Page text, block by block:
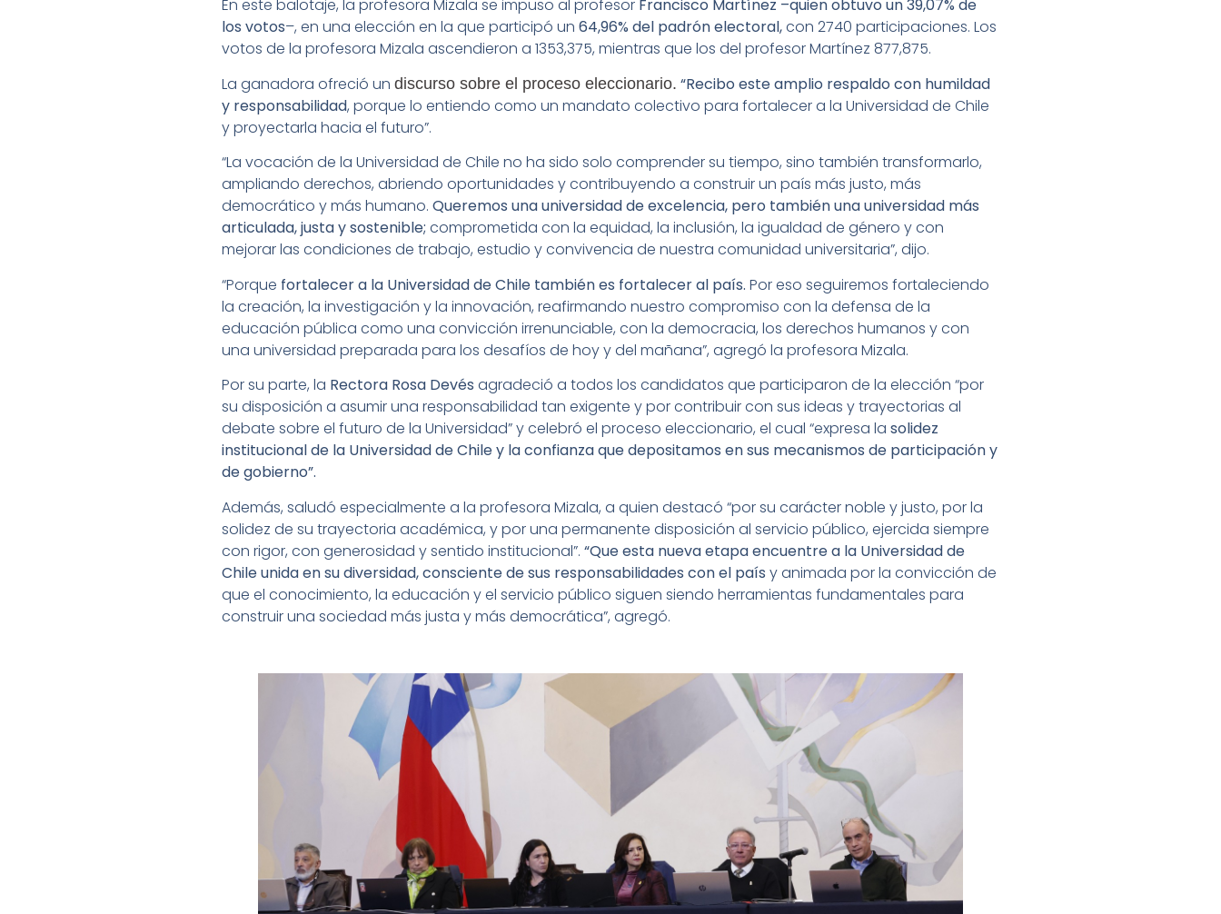
En este balotaje, la profesora Mizala se impuso al profesor Francisco Martínez –quien obtuvo un 39,07% de
los votos–, en una elección en la que participó un 64,96% del padrón electoral,con 2740 participaciones. Los
votos de la profesora Mizala ascendieron a 1353,375, mientras que los del profesor Martínez 877,875.
La ganadora ofreció un discurso sobre el proceso eleccionario. “Recibo este amplio respaldo con humildad
y responsabilidad, porque lo entiendo como un mandato colectivo para fortalecer a la Universidad de Chile
y proyectarla hacia el futuro”.
“La vocación de la Universidad de Chile no ha sido solo comprender su tiempo, sino también transformarlo,
ampliando derechos, abriendo oportunidades y contribuyendo a construir un país más justo, más
democrático y más humano. Queremos una universidad de excelencia, pero también una universidad más
articulada, justa y sostenible; comprometida con la equidad, la inclusión, la igualdad de género y con
mejorar las condiciones de trabajo, estudio y convivencia de nuestra comunidad universitaria”, dijo.
“Porque fortalecer a la Universidad de Chile también es fortalecer al país. Por eso seguiremos fortaleciendo
la creación, la investigación y la innovación, reafirmando nuestro compromiso con la defensa de la
educación pública como una convicción irrenunciable, con la democracia, los derechos humanos y con
una universidad preparada para los desafíos de hoy y del mañana”, agregó la profesora Mizala.
Por su parte, la Rectora Rosa Devés agradeció a todos los candidatos que participaron de la elección “por
su disposición a asumir una responsabilidad tan exigente y por contribuir con sus ideas y trayectorias al
debate sobre el futuro de la Universidad” y celebró el proceso eleccionario, el cual “expresa la solidez
institucional de la Universidad de Chile y la confianza que depositamos en sus mecanismos de participación y
de gobierno”.
Además, saludó especialmente a la profesora Mizala, a quien destacó “por su carácter noble y justo, por la
solidez de su trayectoria académica, y por una permanente disposición al servicio público, ejercida siempre
con rigor, con generosidad y sentido institucional”. “Que esta nueva etapa encuentre a la Universidad de
Chile unida en su diversidad, consciente de sus responsabilidades con el país y animada por la convicción de
que el conocimiento, la educación y el servicio público siguen siendo herramientas fundamentales para
construir una sociedad más justa y más democrática”, agregó.